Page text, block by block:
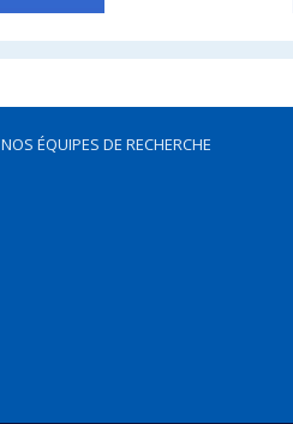
NOS ÉQUIPES DE RECHERCHE